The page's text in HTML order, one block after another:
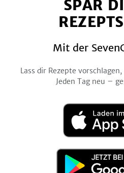
b
o
k
a
g
a
SPAR
Mit der
Lass dir Rezepte
Jeden Tag neu –
Laden
im
App
Jetzt